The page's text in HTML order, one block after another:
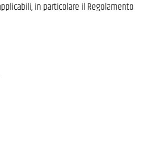
in particolare il Regolamento